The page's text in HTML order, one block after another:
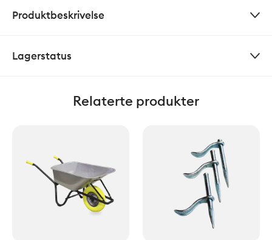
Produktbeskrivelse
Lagerstatus
Relaterte produkter